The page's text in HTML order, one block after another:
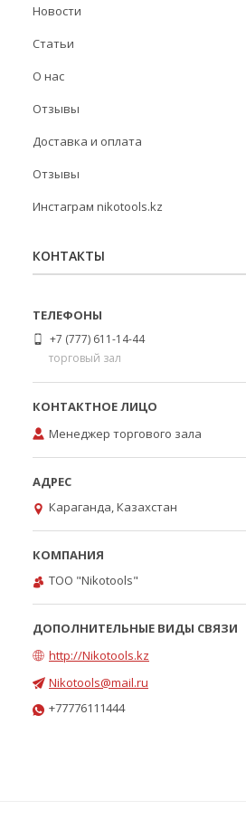
Новости
Статьи
О нас
Отзывы
Доставка и оплата
Отзывы
Инстаграм nikotools.kz
КОНТАКТЫ
+7 (777) 611-14-44
торговый зал
Менеджер торгового зала
Караганда, Казахстан
ТОО "Nikotools"
http://Nikotools.kz
Nikotools@mail.ru
+77776111444